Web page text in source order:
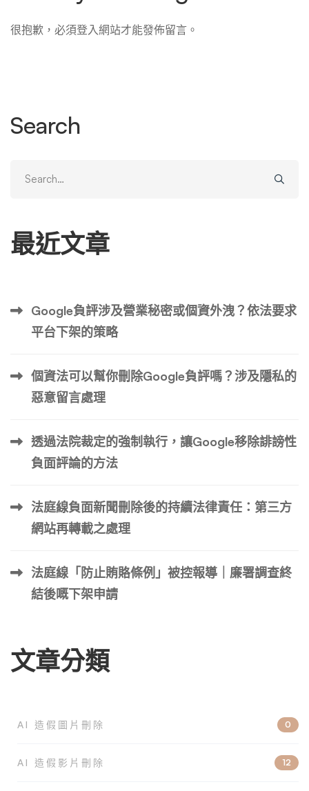
很抱歉，必須登入網站才能發佈留言。
Search
for:
最近文章
Google負評涉及營業秘密或個資外洩？依法要求
平台下架的策略
個資法可以幫你刪除Google負評嗎？涉及隱私的
惡意留言處理
透過法院裁定的強制執行，讓Google移除誹謗性
負面評論的方法
法庭線負面新聞刪除後的持續法律責任：第三方
網站再轉載之處理
法庭線「防止賄賂條例」被控報導｜廉署調查終
結後嘅下架申請
文章分類
AI 造假圖片刪除 0
AI 造假影片刪除 12